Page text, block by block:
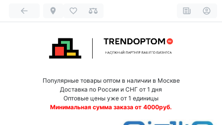
Популярные товары оптом в наличии в Москве
Доставка по России и СНГ от 1 дня
Оптовые цены уже от 1 единицы
Минимальная сумма заказа от 4000руб.